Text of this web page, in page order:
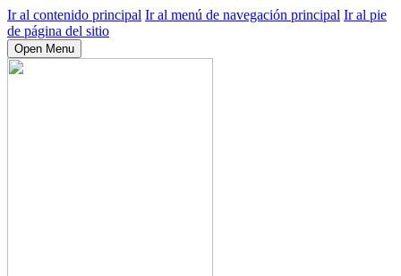
Ir al contenido principal Ir al menú de navegación principal Ir al pie
de página del sitio
Open Menu